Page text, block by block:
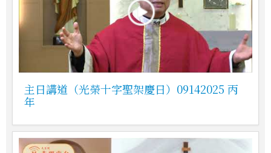
主日講道（光榮十字聖架慶日）09142025 丙
年